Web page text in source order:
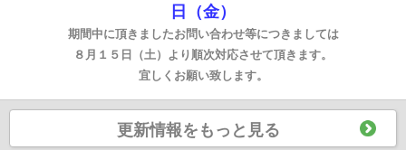
日（金）
期間中に頂きましたお問い合わせ等につきましては
８月１５日（土）より順次対応させて頂きます。
宜しくお願い致します。
更新情報をもっと見る